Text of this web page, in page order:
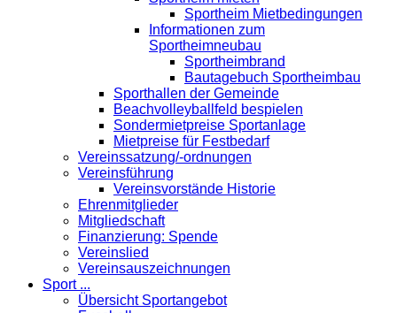
Sportheim Mietbedingungen
Informationen zum
Sportheimneubau
Sportheimbrand
Bautagebuch Sportheimbau
Sporthallen der Gemeinde
Beachvolleyballfeld bespielen
Sondermietpreise Sportanlage
Mietpreise für Festbedarf
Vereinssatzung/-ordnungen
Vereinsführung
Vereinsvorstände Historie
Ehrenmitglieder
Mitgliedschaft
Finanzierung: Spende
Vereinslied
Vereinsauszeichnungen
Sport ...
Übersicht Sportangebot